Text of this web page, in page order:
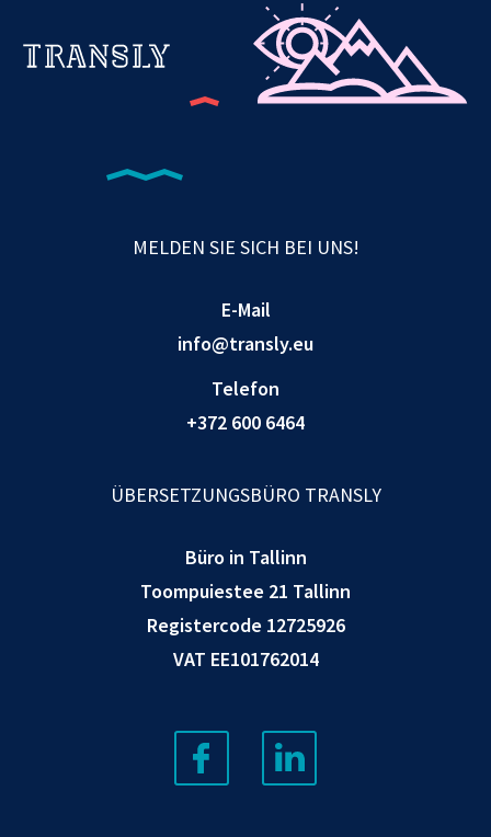
MELDEN SIE SICH BEI UNS!
E-Mail
info@transly.eu
Telefon
+372 600 6464
ÜBERSETZUNGSBÜRO TRANSLY
Büro in Tallinn
Toompuiestee 21 Tallinn
Registercode 12725926
VAT EE101762014